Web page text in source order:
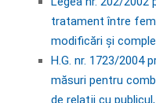
tratament între
modificări și
H.G. nr. 1723/2004
măsuri pentru
de relaţii cu